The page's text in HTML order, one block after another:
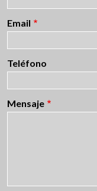
Email
Teléfono
Mensaje